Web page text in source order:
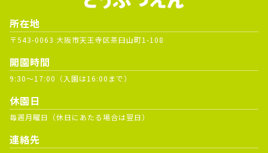
所在地
〒543-0063 大阪市天王寺区茶臼山町1-108
開園時間
9:30～17:00（入園は16:00まで）
休園日
毎週月曜日（休日にあたる場合は翌日）
連絡先